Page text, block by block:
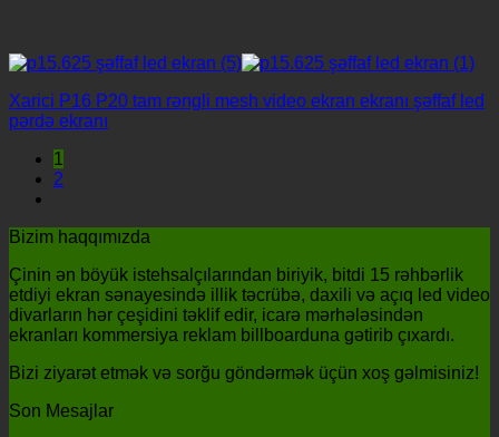
Xarici P16 P20 tam rəngli mesh video ekran ekranı şəffaf led
pərdə ekranı
1
2
Bizim haqqımızda
Çinin ən böyük istehsalçılarından biriyik, bitdi 15 rəhbərlik
etdiyi ekran sənayesində illik təcrübə, daxili və açıq led video
divarların hər çeşidini təklif edir, icarə mərhələsindən
ekranları kommersiya reklam billboarduna gətirib çıxardı.
Bizi ziyarət etmək və sorğu göndərmək üçün xoş gəlmisiniz!
Son Mesajlar